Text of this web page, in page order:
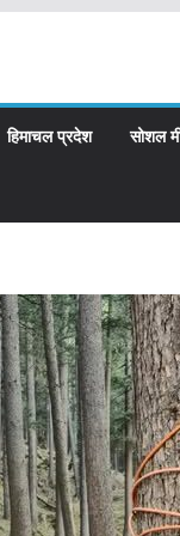
हिमाचल प्रदेश सोशल